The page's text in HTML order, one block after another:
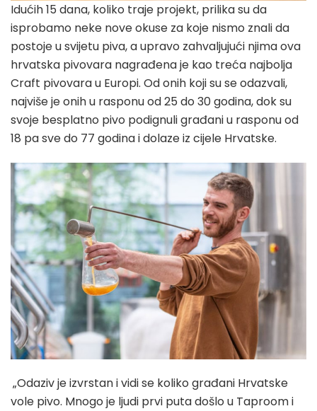
Idućih 15 dana, koliko traje projekt, prilika su da
isprobamo neke nove okuse za koje nismo znali da
postoje u svijetu piva, a upravo zahvaljujući njima ova
hrvatska pivovara nagrađena je kao treća najbolja
Craft pivovara u Europi. Od onih koji su se odazvali,
najviše je onih u rasponu od 25 do 30 godina, dok su
svoje besplatno pivo podignuli građani u rasponu od
18 pa sve do 77 godina i dolaze iz cijele Hrvatske.
„Odaziv je izvrstan i vidi se koliko građani Hrvatske
vole pivo. Mnogo je ljudi prvi puta došlo u Taproom i